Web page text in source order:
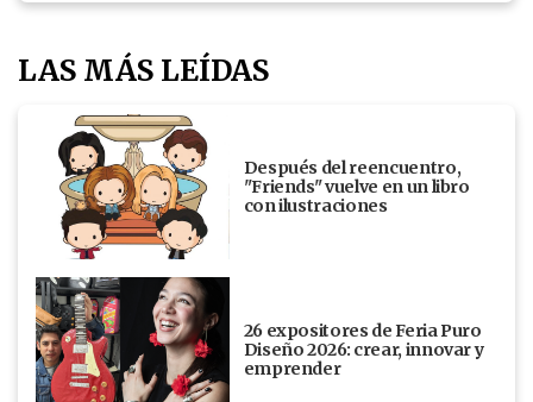
LAS MÁS LEÍDAS
Después del reencuentro,
"Friends" vuelve en un libro
con ilustraciones
26 expositores de Feria Puro
Diseño 2026: crear, innovar y
emprender